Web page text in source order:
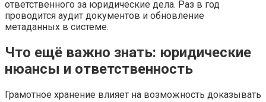
ответственного за юридические дела. Раз в год
проводится аудит документов и обновление
метаданных в системе.
Что ещё важно знать: юридические
нюансы и ответственность
Грамотное хранение влияет на возможность доказывать